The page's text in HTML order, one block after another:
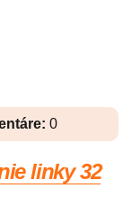
0
linky 32